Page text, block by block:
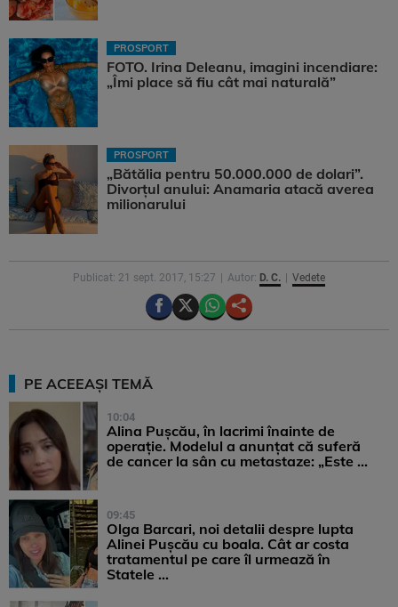
PROSPORT
FOTO. Irina Deleanu, imagini incendiare:
„Îmi place să fiu cât mai naturală”
PROSPORT
„Bătălia pentru 50.000.000 de dolari”.
Divorțul anului: Anamaria atacă averea
milionarului
Publicat: 21 sept. 2017, 15:27 Autor: D. C. Vedete
PE ACEEAȘI TEMĂ
10:04
Alina Pușcău, în lacrimi înainte de
operație. Modelul a anunțat că suferă
de cancer la sân cu metastaze: „Este ...
09:45
Olga Barcari, noi detalii despre lupta
Alinei Pușcău cu boala. Cât ar costa
tratamentul pe care îl urmează în
Statele ...